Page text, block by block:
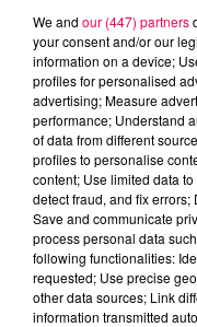
Publié : 20
podcasts/2024/09/
We and our (447) partners
your consent and/or our
information on a device;
profiles for personalised
advertising; Measure
performance; Understand
of data from different
profiles to personalise
content; Use limited data
detect fraud, and fix
Save and communicate
process personal data
following functionalities:
requested; Use precise
other data sources; Link
information transmitted